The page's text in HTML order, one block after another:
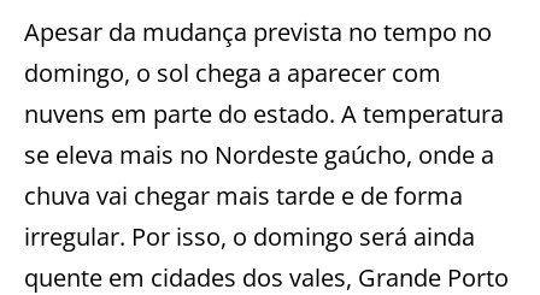
Apesar da mudança prevista no tempo no
domingo, o sol chega a aparecer com
nuvens em parte do estado. A temperatura
se eleva mais no Nordeste gaúcho, onde a
chuva vai chegar mais tarde e de forma
irregular. Por isso, o domingo será ainda
quente em cidades dos vales, Grande Porto